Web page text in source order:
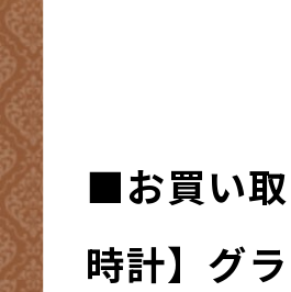
■お買い取
時計】グ